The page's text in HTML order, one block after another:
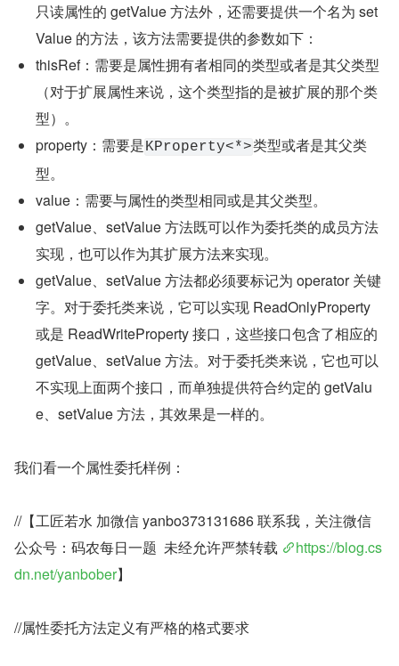
只读属性的 getValue 方法外，还需要提供一个名为 set
Value 的方法，该方法需要提供的参数如下：
thisRef：需要是属性拥有者相同的类型或者是其父类型
（对于扩展属性来说，这个类型指的是被扩展的那个类
型）。
property：需要是KProperty<*>类型或者是其父类
型。
value：需要与属性的类型相同或是其父类型。
getValue、setValue 方法既可以作为委托类的成员方法
实现，也可以作为其扩展方法来实现。
getValue、setValue 方法都必须要标记为 operator 关键
字。对于委托类来说，它可以实现 ReadOnlyProperty
或是 ReadWriteProperty 接口，这些接口包含了相应的
getValue、setValue 方法。对于委托类来说，它也可以
不实现上面两个接口，而单独提供符合约定的 getValu
e、setValue 方法，其效果是一样的。
我们看一个属性委托样例：
//【工匠若水 加微信 yanbo373131686 联系我，关注微信
公众号：码农每日一题  未经允许严禁转载
https://blog.cs
dn.net/yanbober】
//属性委托方法定义有严格的格式要求